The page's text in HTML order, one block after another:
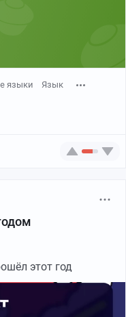
языки Язык
этот год